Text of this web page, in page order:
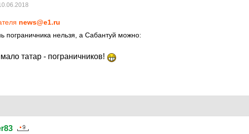
news@e1.ru
пограничника нельзя, а Сабантуй можно:
татар - пограничников!